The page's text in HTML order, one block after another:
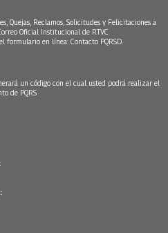
Quejas, Reclamos, Solicitudes y Felicitaciones a
Oficial Institucional de RTVC
formulario en línea: Contacto PQRSD.
un código con el cual usted podrá realizar el
de PQRS